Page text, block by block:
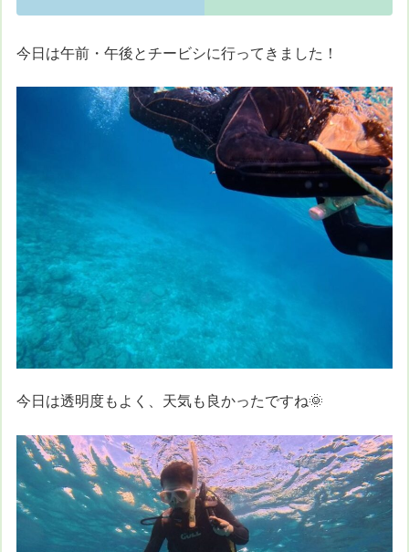
今日は午前・午後とチービシに行ってきました！
今日は透明度もよく、天気も良かったですね🌞